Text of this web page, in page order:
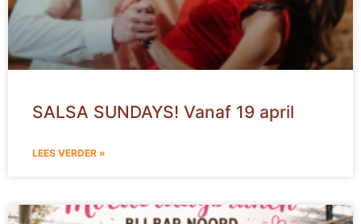
SALSA SUNDAYS! Vanaf 19 april
LEES VERDER »